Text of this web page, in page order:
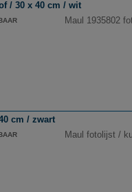
/ 30 x 40 cm / wit
Maul 1935802
cm / zwart
Maul fotolijst /